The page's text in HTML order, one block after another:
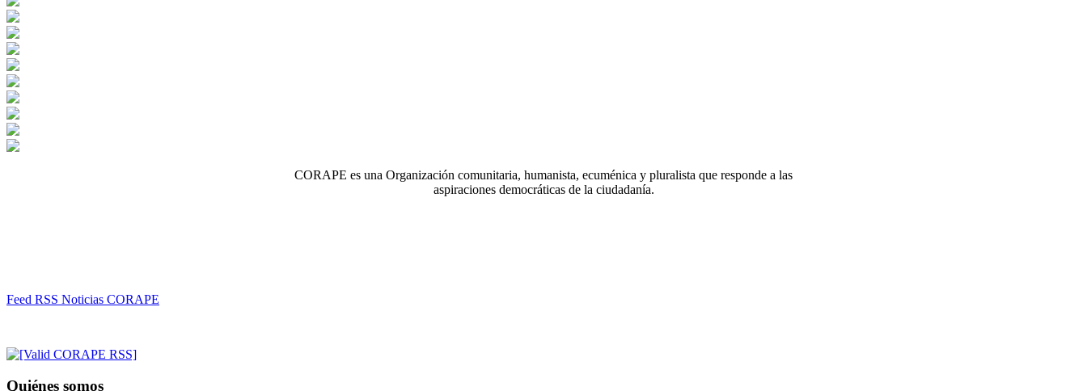
CORAPE es una Organización comunitaria, humanista, ecuménica y pluralista que responde a las
aspiraciones democráticas de la ciudadanía.
Feed RSS Noticias CORAPE
Quiénes somos